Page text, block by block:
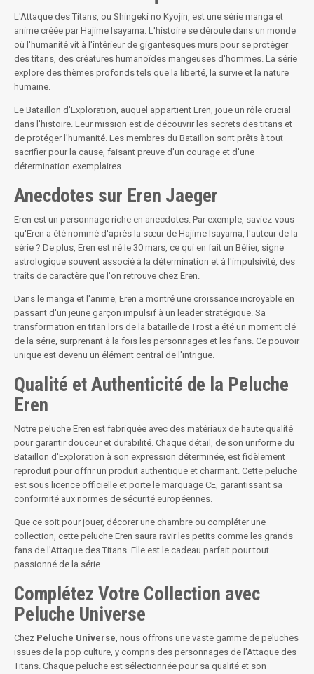
L'Attaque des Titans, ou Shingeki no Kyojin, est une série manga et
anime créée par Hajime Isayama. L'histoire se déroule dans un monde
où l'humanité vit à l'intérieur de gigantesques murs pour se protéger
des titans, des créatures humanoïdes mangeuses d'hommes. La série
explore des thèmes profonds tels que la liberté, la survie et la nature
humaine.
Le Bataillon d'Exploration, auquel appartient Eren, joue un rôle crucial
dans l'histoire. Leur mission est de découvrir les secrets des titans et
de protéger l'humanité. Les membres du Bataillon sont prêts à tout
sacrifier pour la cause, faisant preuve d'un courage et d'une
détermination exemplaires.
Anecdotes sur Eren Jaeger
Eren est un personnage riche en anecdotes. Par exemple, saviez-vous
qu'Eren a été nommé d'après la sœur de Hajime Isayama, l'auteur de la
série ? De plus, Eren est né le 30 mars, ce qui en fait un Bélier, signe
astrologique souvent associé à la détermination et à l'impulsivité, des
traits de caractère que l'on retrouve chez Eren.
Dans le manga et l'anime, Eren a montré une croissance incroyable en
passant d'un jeune garçon impulsif à un leader stratégique. Sa
transformation en titan lors de la bataille de Trost a été un moment clé
de la série, surprenant à la fois les personnages et les fans. Ce pouvoir
unique est devenu un élément central de l'intrigue.
Qualité et Authenticité de la Peluche
Eren
Notre peluche Eren est fabriquée avec des matériaux de haute qualité
pour garantir douceur et durabilité. Chaque détail, de son uniforme du
Bataillon d'Exploration à son expression déterminée, est fidèlement
reproduit pour offrir un produit authentique et charmant. Cette peluche
est sous licence officielle et porte le marquage CE, garantissant sa
conformité aux normes de sécurité européennes.
Que ce soit pour jouer, décorer une chambre ou compléter une
collection, cette peluche Eren saura ravir les petits comme les grands
fans de l'Attaque des Titans. Elle est le cadeau parfait pour tout
passionné de la série.
Complétez Votre Collection avec
Peluche Universe
Chez Peluche Universe, nous offrons une vaste gamme de peluches
issues de la pop culture, y compris des personnages de l'Attaque des
Titans. Chaque peluche est sélectionnée pour sa qualité et son